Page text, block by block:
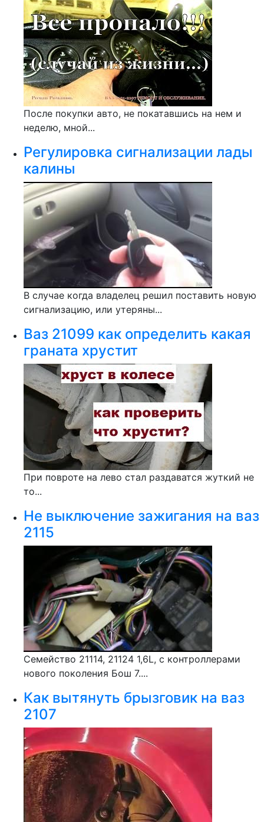
После покупки авто, не покатавшись на нем и
неделю, мной...
Регулировка сигнализации лады
калины
В случае когда владелец решил поставить новую
сигнализацию, или утеряны...
Ваз 21099 как определить какая
граната хрустит
При повроте на лево стал раздаватся жуткий не
то...
Не выключение зажигания на ваз
2115
Семейство 21114, 21124 1,6L, с контроллерами
нового поколения Бош 7....
Как вытянуть брызговик на ваз
2107